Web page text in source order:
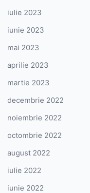
iulie 2023
iunie 2023
mai 2023
aprilie 2023
martie 2023
decembrie 2022
noiembrie 2022
octombrie 2022
august 2022
iulie 2022
iunie 2022